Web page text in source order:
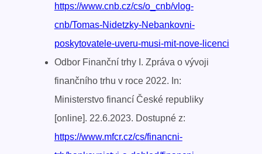
https://www.cnb.cz/cs/o_cnb/vlog-
cnb/Tomas-Nidetzky-Nebankovni-
poskytovatele-uveru-musi-mit-nove-licenci
Odbor Finanční trhy I. Zpráva o vývoji
finančního trhu v roce 2022. In:
Ministerstvo financí České republiky
[online]. 22.6.2023. Dostupné z:
https://www.mfcr.cz/cs/financni-